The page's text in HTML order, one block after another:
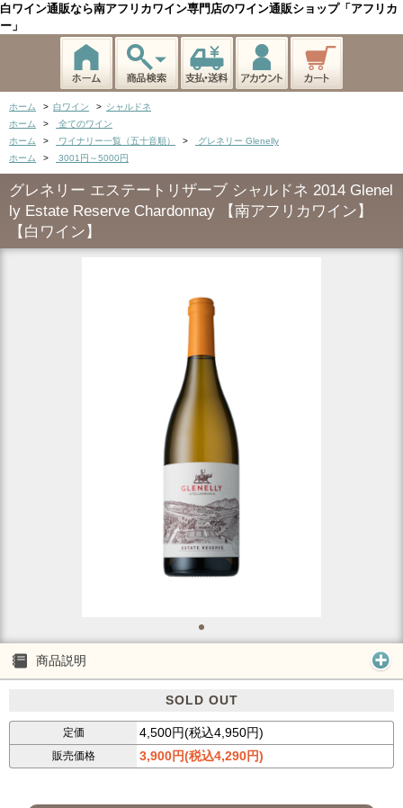
白ワイン通販なら南アフリカワイン専門店のワイン通販ショップ「アフリカ
ー」
ホーム > 白ワイン > シャルドネ
ホーム
>
全てのワイン
ホーム
> ワイナリー一覧（五十音順） >
グレネリー Glenelly
ホーム
> 3001円～5000円
グレネリー エステートリザーブ シャルドネ 2014 Glenel
ly Estate Reserve Chardonnay 【南アフリカワイン】
【白ワイン】
商品説明
SOLD OUT
定価 4,500円(税込4,950円)
販売価格 3,900円(税込4,290円)